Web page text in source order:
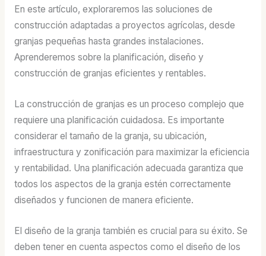
En este artículo, exploraremos las soluciones de
construcción adaptadas a proyectos agrícolas, desde
granjas pequeñas hasta grandes instalaciones.
Aprenderemos sobre la planificación, diseño y
construcción de granjas eficientes y rentables.
La construcción de granjas es un proceso complejo que
requiere una planificación cuidadosa. Es importante
considerar el tamaño de la granja, su ubicación,
infraestructura y zonificación para maximizar la eficiencia
y rentabilidad. Una planificación adecuada garantiza que
todos los aspectos de la granja estén correctamente
diseñados y funcionen de manera eficiente.
El diseño de la granja también es crucial para su éxito. Se
deben tener en cuenta aspectos como el diseño de los